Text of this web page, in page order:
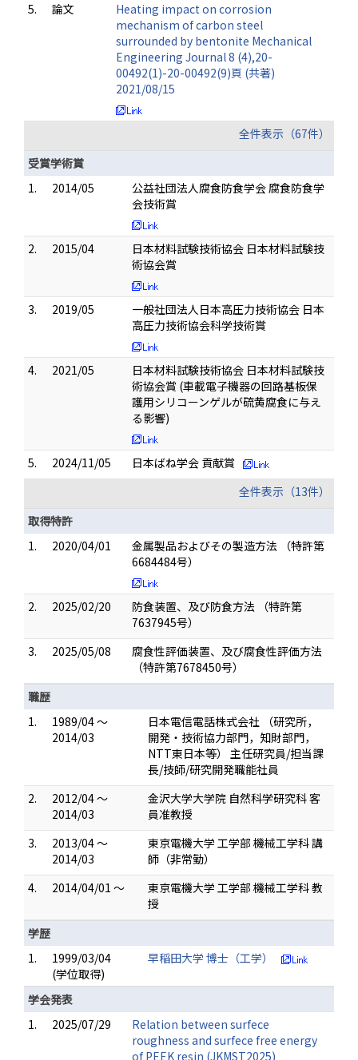
5. 論文
Heating impact on corrosion
mechanism of carbon steel
surrounded by bentonite Mechanical
Engineering Journal 8 (4),20-
00492(1)-20-00492(9)頁 (共著)
2021/08/15
全件表示（67件）
受賞学術賞
1.
2014/05
公益社団法人腐食防食学会 腐食防食学
会技術賞
2. 2015/04
日本材料試験技術協会 日本材料試験技
術協会賞
3. 2019/05
一般社団法人日本高圧力技術協会 日本
高圧力技術協会科学技術賞
4. 2021/05
日本材料試験技術協会 日本材料試験技
術協会賞 (車載電子機器の回路基板保
護用シリコーンゲルが硫黄腐食に与え
る影響)
5. 2024/11/05
日本ばね学会 貢献賞
全件表示（13件）
取得特許
1.
2020/04/01
金属製品およびその製造方法 （特許第
6684484号）
2. 2025/02/20
防食装置、及び防食方法 （特許第
7637945号）
3.
2025/05/08
腐食性評価装置、及び腐食性評価方法
（特許第7678450号）
職歴
1.
1989/04 ～
2014/03
日本電信電話株式会社 （研究所，
開発・技術協力部門，知財部門，
NTT東日本等） 主任研究員/担当課
長/技師/研究開発職能社員
2.
2012/04 ～
2014/03
金沢大学大学院 自然科学研究科 客
員准教授
3.
2013/04 ～
2014/03
東京電機大学 工学部 機械工学科 講
師（非常勤）
4.
2014/04/01 ～
東京電機大学 工学部 機械工学科 教
授
学歴
1.
1999/03/04
(学位取得)
早稲田大学 博士（工学）
学会発表
1.
2025/07/29
Relation between surfece
roughness and surfece free energy
of PEEK resin (JKMST2025)